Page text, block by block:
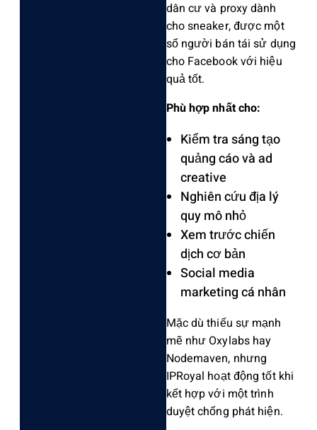
dân cư và proxy dành
cho sneaker, được một
số người bán tái sử dụng
cho Facebook với hiệu
quả tốt.
Phù hợp nhất cho:
Kiểm tra sáng tạo
quảng cáo và ad
creative
Nghiên cứu địa lý
quy mô nhỏ
Xem trước chiến
dịch cơ bản
Social media
marketing cá nhân
Mặc dù thiếu sự mạnh
mẽ như Oxylabs hay
Nodemaven, nhưng
IPRoyal hoạt động tốt khi
kết hợp với một trình
duyệt chống phát hiện.